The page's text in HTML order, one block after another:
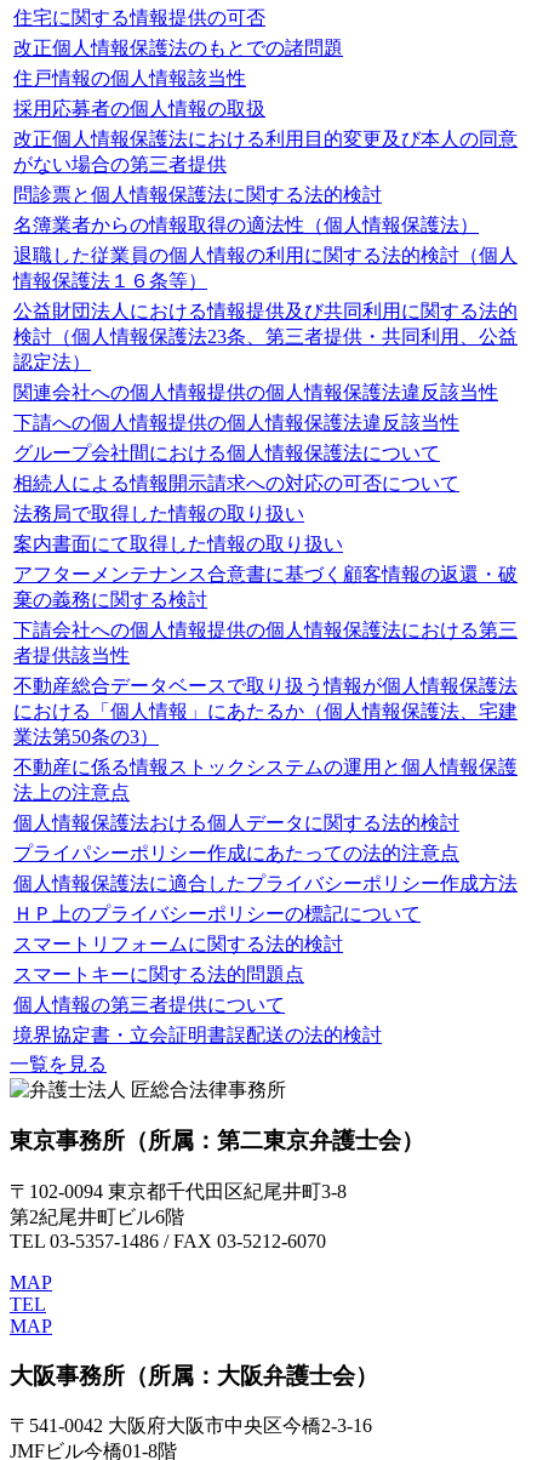
住宅に関する情報提供の可否
改正個人情報保護法のもとでの諸問題
住戸情報の個人情報該当性
採用応募者の個人情報の取扱
改正個人情報保護法における利用目的変更及び本人の同意
がない場合の第三者提供
問診票と個人情報保護法に関する法的検討
名簿業者からの情報取得の適法性（個人情報保護法）
退職した従業員の個人情報の利用に関する法的検討（個人
情報保護法１６条等）
公益財団法人における情報提供及び共同利用に関する法的
検討（個人情報保護法23条、第三者提供・共同利用、公益
認定法）
関連会社への個人情報提供の個人情報保護法違反該当性
下請への個人情報提供の個人情報保護法違反該当性
グループ会社間における個人情報保護法について
相続人による情報開示請求への対応の可否について
法務局で取得した情報の取り扱い
案内書面にて取得した情報の取り扱い
アフターメンテナンス合意書に基づく顧客情報の返還・破
棄の義務に関する検討
下請会社への個人情報提供の個人情報保護法における第三
者提供該当性
不動産総合データベースで取り扱う情報が個人情報保護法
における「個人情報」にあたるか（個人情報保護法、宅建
業法第50条の3）
不動産に係る情報ストックシステムの運用と個人情報保護
法上の注意点
個人情報保護法おける個人データに関する法的検討
プライパシーポリシー作成にあたっての法的注意点
個人情報保護法に適合したプライバシーポリシー作成方法
ＨＰ上のプライバシーポリシーの標記について
スマートリフォームに関する法的検討
スマートキーに関する法的問題点
個人情報の第三者提供について
境界協定書・立会証明書誤配送の法的検討
一覧を見る
東京事務所 （所属：第二東京弁護士会）
〒102-0094 東京都千代田区紀尾井町3-8
第2紀尾井町ビル6階
TEL 03-5357-1486 / FAX 03-5212-6070
MAP
TEL
MAP
大阪事務所 （所属：大阪弁護士会）
〒541-0042 大阪府大阪市中央区今橋2-3-16
JMFビル今橋01-8階